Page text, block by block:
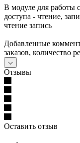
В модуле для работы
доступа - чтение,
чтение запись
Добавленные
заказов, количество
Отзывы
Оставить отзыв